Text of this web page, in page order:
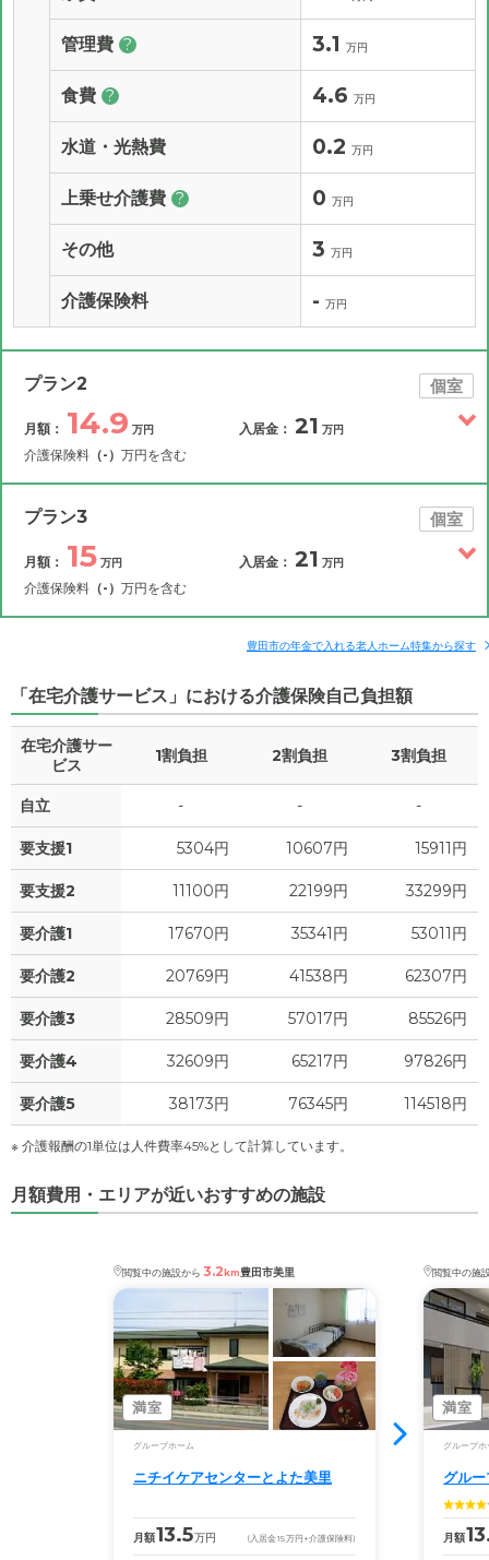
管理費 ? 3.1 万円
食費 ? 4.6 万円
水道・光熱費 0.2 万円
上乗せ介護費 ? 0 万円
その他 3 万円
介護保険料 - 万円
プラン2 個室
月額： 14.9 万円
介護保険料 （-） 万円を含む
入居金： 21 万円
月額費用 ? 14.9
3.1 万円
食費 ? 4.6
水道・光熱費 0.2 万円
0 万円
その他 3 万円
介護保険料 - 万円
プラン3 個室
月額： 15 万円
介護保険料 （-） 万円を含む
入居金： 21 万円
補足情報
月額費用 ? 15 万円
家賃
食費 ? 4.6 万円
水道・光熱費 0.2
上乗せ介護費 ? 0
その他 3
介護保険料 -
豊田市の年金で入れる老人ホーム特集から探す
「在宅介護サービス」における介護保険自己負担額
在宅介護サー
ビス
1割負担 2割負担 3割負担
自立 - - -
要支援1 5304円 10607円 15911円
要支援2 11100円 22199円 33299円
要介護1 17670円 35341円 53011円
要介護2 20769円 41538円 62307円
要介護3 28509円 57017円 85526円
要介護4 32609円 65217円 97826円
要介護5 38173円 76345円 114518円
※ 介護報酬の1単位は人件費率45%として計算しています。
月額費用・エリアが近いおすすめの施設
閲覧中の施設から 3.2km豊田市美里
満室
グループホーム
ニチイケアセンターとよた美里
月額13.5万円 (入居金15万円 +介護保険料)
閲覧中の施
満室
グループホ
グル
月額